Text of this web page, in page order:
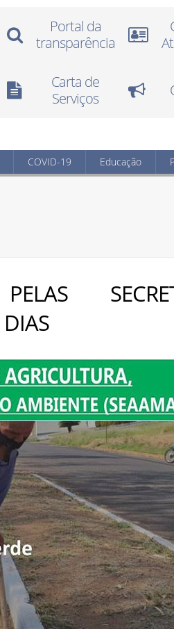
Portal da
transparência
Carta de
Serviços
COVID-19 Educação